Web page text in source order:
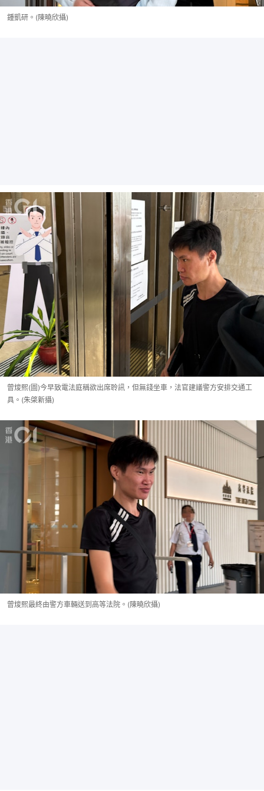
鍾凱研。(陳曉欣攝)
曾焌熙(圖)今早致電法庭稱欲出席聆訊，但無錢坐車，法官建議警方安排交通工
具。(朱棨新攝)
曾焌熙最終由警方車輛送到高等法院。(陳曉欣攝)